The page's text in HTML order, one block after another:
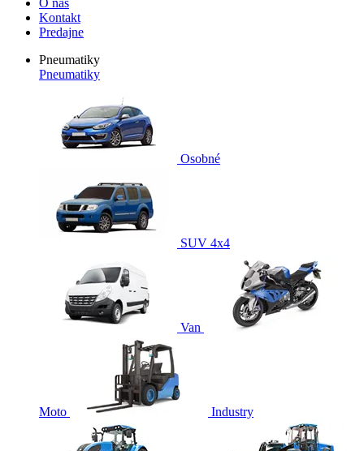
O nás
Kontakt
Predajne
Pneumatiky
Pneumatiky
Osobné
SUV 4x4
Van
Moto Industry